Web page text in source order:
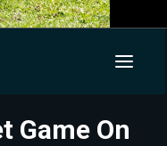
Game On